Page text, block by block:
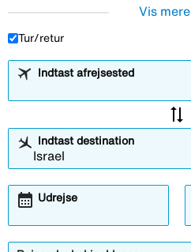
Vis mere
Tur/retur
Indtast afrejsested
sync_alt
Indtast destination
Udrejse
calendar_month